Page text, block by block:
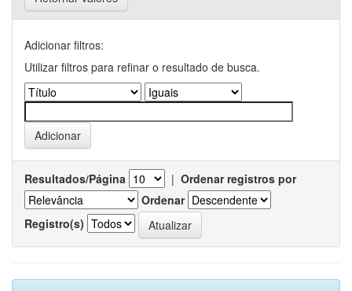
Adicionar filtros:
Utilizar filtros para refinar o resultado de busca.
Resultados/Página | Ordenar registros por
Ordenar
Registro(s)